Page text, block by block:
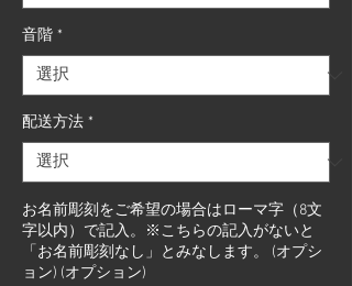
音階 *
配送方法 *
お名前彫刻をご希望の場合はローマ字（8文
字以内）で記入。※こちらの記入がないと
「お名前彫刻なし」とみなします。 (オプシ
ョン) (オプション)